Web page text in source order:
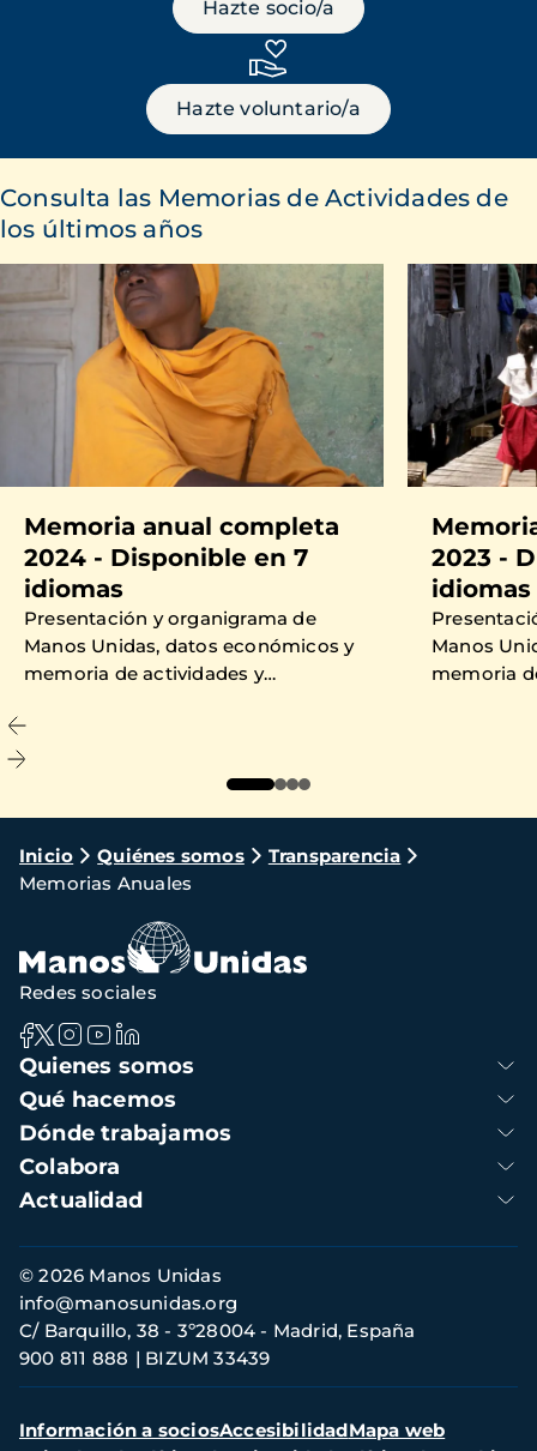
Hazte socio/a
Hazte voluntario/a
Consulta las Memorias de Actividades de
los últimos años
Memoria anual completa
2024 - Disponible en 7
idiomas
Presentación y organigrama de
Manos Unidas, datos económicos y
memoria de actividades y
2023 -
idiomas
Manos
memoria
Ruta
de
navegación
Inicio Quiénes somos
Transparencia
Memorias Anuales
Navegación
principal
Quienes somos
Qué hacemos
Dónde trabajamos
Colabora
Actualidad
Redes sociales
Información
de
contacto
© 2026 Manos Unidas
C/ Barquillo, 38 - 3º28004 - Madrid, España
900 811 888
BIZUM 33439
info@manosunidas.org
Menú
Información a sociosAccesibilidadMapa web